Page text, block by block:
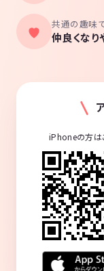
共通の趣味
仲良くなり
iPhoneの方は